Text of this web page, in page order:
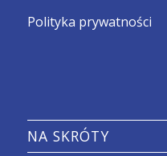
Polityka prywatności
NA SKRÓTY